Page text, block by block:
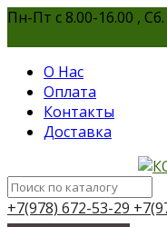
Пн-Пт с 8.00-16.00 ,
О Нас
Оплата
Контакты
Доставка
+7(978) 672-53-29